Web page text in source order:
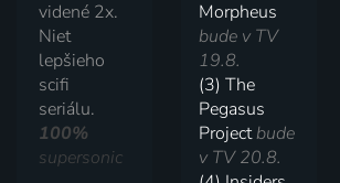
videné 2x.
Niet
lepšieho
scifi
seriálu.
100%
supersonic
Morpheus
bude v TV
19.8.
(3) The
Pegasus
Projectbude
v TV 20.8.